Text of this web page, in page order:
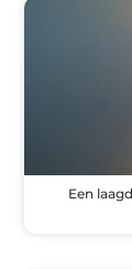
Een